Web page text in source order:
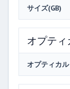
サイズ(GB)
オプテ
オプティカ